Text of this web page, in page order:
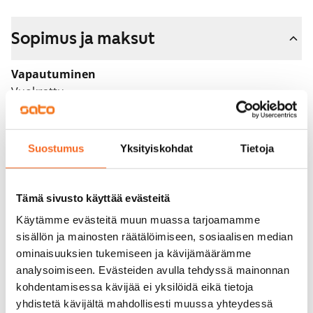
Suostumus Yksityiskohdat Tietoja
Tämä sivusto käyttää evästeitä
Käytämme evästeitä muun muassa tarjoamamme
sisällön ja mainosten räätälöimiseen, sosiaalisen median
ominaisuuksien tukemiseen ja kävijämäärämme
analysoimiseen. Evästeiden avulla tehdyssä mainonnan
kohdentamisessa kävijää ei yksilöidä eikä tietoja
yhdistetä kävijältä mahdollisesti muussa yhteydessä
Sopimus ja maksut
Vapautuminen
Vuokrattu
Vuokra
Vuokravakuus
0 €, (yrityksille min. 1 kk vuokra)
Kotivakuutus
Pakollinen, ei sisälly vuokraan
Vesimaksu